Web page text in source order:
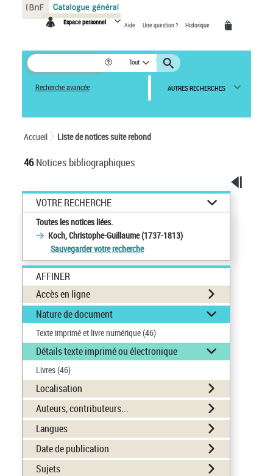
Espace personnel Aide Une question ? Historique
Tout
Recherche avancée AUTRES RECHERCHES
Accueil Liste de notices suite rebond
46Notices bibliographiques
VOTRE RECHERCHE
Toutes les notices liées.
Koch, Christophe-Guillaume (1737-1813)
Sauvegarder votre recherche
AFFINER
Accès en ligne
Nature de document
Texte imprimé et livre numérique(46)
Détails texte imprimé ou électronique
Livres(46)
Localisation
Auteurs, contributeurs...
Langues
Date de publication
Sujets
Panneau de gestion des cookies